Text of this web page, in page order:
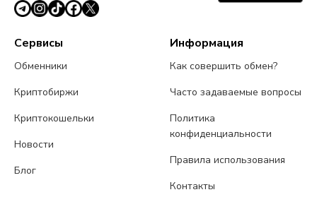
Сервисы
Обменники
Криптобиржи
Криптокошельки
Новости
Блог
Информация
Как совершить обмен?
Часто задаваемые вопросы
Политика
конфиденциальности
Правила использования
Контакты